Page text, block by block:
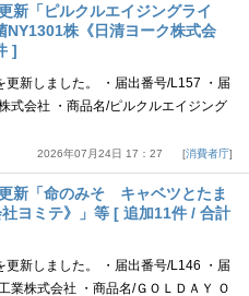
新「ピルクルエイジングライ
株《日清ヨーク株式会
]
新しました。 ・届出番号/L157 ・届
式会社 ・商品名/ピルクルエイジング
2026年07月24日 17：27 消費者庁
新「命のみそ キャベツとたま
ヨミテ》」等 [ 追加11件 / 合計
新しました。 ・届出番号/L146 ・届
業株式会社 ・商品名/ＧＯＬＤＡＹ Ｏ